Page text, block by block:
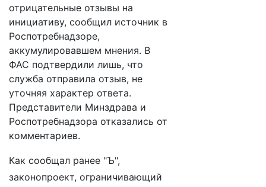
отрицательные отзывы на
инициативу, сообщил источник в
Роспотребнадзоре,
аккумулировавшем мнения. В
ФАС подтвердили лишь, что
служба отправила отзыв, не
уточняя характер ответа.
Представители Минздрава и
Роспотребнадзора отказались от
комментариев.
Как сообщал ранее "Ъ",
законопроект, ограничивающий